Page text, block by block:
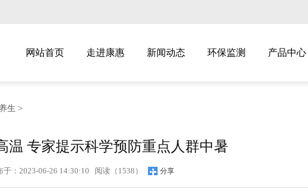
网站首页 走进康惠 新闻动态 环保监测 产品中心
生 >
温 专家提示科学预防重点人群中暑
于：2023-06-26 14:30:10 阅读（ 1538） 分享